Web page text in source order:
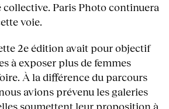
Paris Photo continuera
voie.
2e édition avait pour objectif
à exposer plus de femmes
À la différence du parcours
avions prévenu les galeries
soumettent leur proposition à